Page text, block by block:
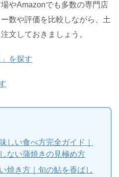
やAmazonでも多数の専門店
数や評価を比較しながら、土
文しておきましょう。
を探す
しい食べ方完全ガイド｜
ない蒲焼きの見極め方
焼き方｜旬の鮎を香ばし